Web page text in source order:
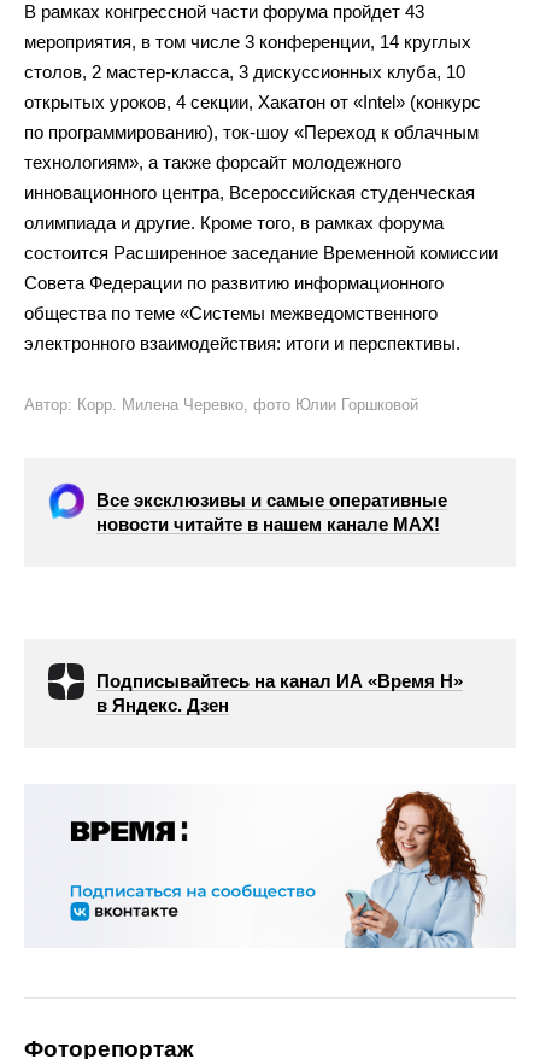
В рамках конгрессной части форума пройдет 43
мероприятия, в том числе 3 конференции, 14 круглых
столов, 2 мастер-класса, 3 дискуссионных клуба, 10
открытых уроков, 4 секции, Хакатон от «Intel» (конкурс
по программированию), ток-шоу «Переход к облачным
технологиям», а также форсайт молодежного
инновационного центра, Всероссийская студенческая
олимпиада и другие. Кроме того, в рамках форума
состоится Расширенное заседание Временной комиссии
Совета Федерации по развитию информационного
общества по теме «Системы межведомственного
электронного взаимодействия: итоги и перспективы.
Автор: Корр. Милена Черевко, фото Юлии Горшковой
Все эксклюзивы и самые оперативные
новости читайте в нашем канале МАХ!
Подписывайтесь на канал ИА «Время Н»
в Яндекс. Дзен
Фоторепортаж